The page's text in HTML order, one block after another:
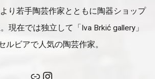
り若手陶芸作家とともに陶器ショップ
現在では独立して「Iva Brkić gallery」
ルビアで人気の陶芸作家。